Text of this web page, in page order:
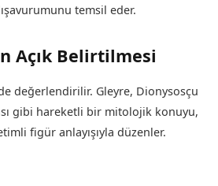
temsil eder.
Açık Belirtilmesi
değerlendirilir. Gleyre, Dionysosçu
gibi hareketli bir mitolojik konuyu,
figür anlayışıyla düzenler.